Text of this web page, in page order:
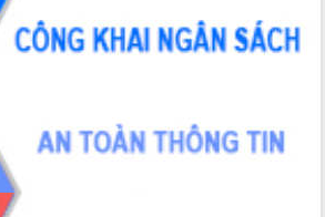
thích
khẩu
Nam đột
phá trong
Lắk
đổi số